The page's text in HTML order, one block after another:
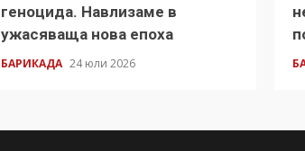
геноцида. Навлизаме в
ужасяваща нова епоха
БАРИКАДА 24 юли 2026